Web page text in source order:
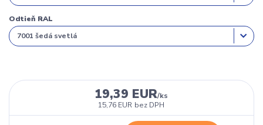
Odtieň RAL
19,39 EUR/ks
15,76 EUR bez DPH